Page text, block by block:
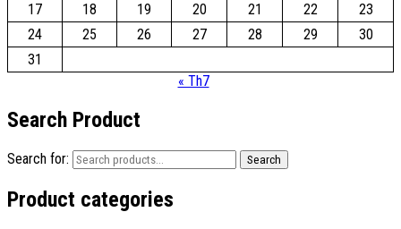
17
18 19 20 21 22
23
24
25 26 27 28 29
30
31
« Th7
Search Product
Search for: Search
Product categories